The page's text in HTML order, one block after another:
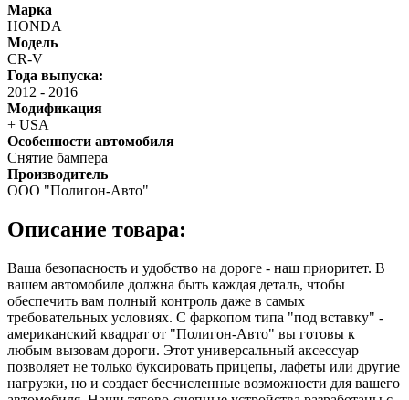
Марка
HONDA
Модель
CR-V
Года выпуска:
2012 - 2016
Модификация
+ USA
Особенности автомобиля
Снятие бампера
Производитель
ООО "Полигон-Авто"
Описание товара:
Ваша безопасность и удобство на дороге - наш приоритет. В
вашем автомобиле должна быть каждая деталь, чтобы
обеспечить вам полный контроль даже в самых
требовательных условиях. С фаркопом типа "под вставку" -
американский квадрат от "Полигон-Авто" вы готовы к
любым вызовам дороги. Этот универсальный аксессуар
позволяет не только буксировать прицепы, лафеты или другие
нагрузки, но и создает бесчисленные возможности для вашего